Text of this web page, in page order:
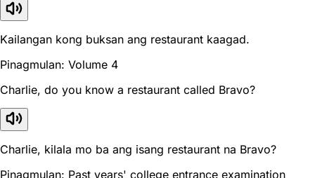
Kailangan kong buksan ang restaurant kaagad.
Pinagmulan: Volume 4
Charlie, do you know a restaurant called Bravo?
Charlie, kilala mo ba ang isang restaurant na Bravo?
Pinagmulan: Past years' college entrance examination